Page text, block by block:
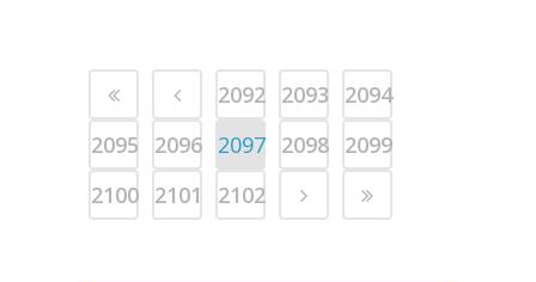
2092 2093
2094
2095
2096 2097 2098 2099
2100 2101 2102